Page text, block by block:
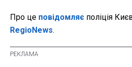
Про це повідомляє поліція
RegioNews.